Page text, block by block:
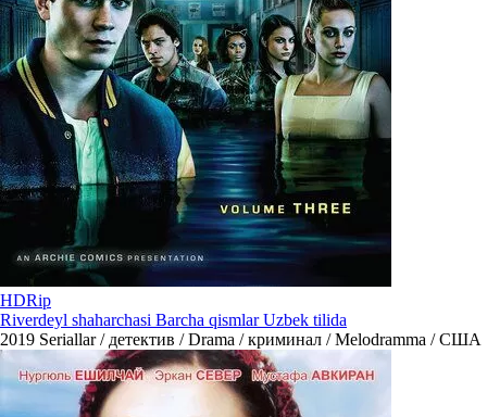
HDRip
Riverdeyl shaharchasi Barcha qismlar Uzbek tilida
2019 Seriallar / детектив / Drama / криминал / Melodramma / США